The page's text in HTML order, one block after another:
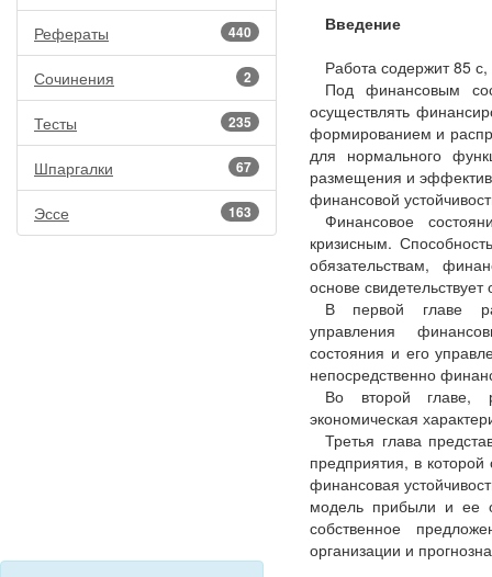
440
Рефераты
2
Сочинения
235
Тесты
67
Шпаргалки
163
Эссе
Введение
Работа содержит 85
Под финансовым
осуществлять
формированием и
для нормального
размещения и
финансовой
Финансовое
кризисным.
обязательствам,
основе
В первой главе
управления
состояния и его
непосредственно
Во второй главе,
экономическая
Третья глава
предприятия, в
финансовая
модель прибыли и ее
собственное
организации и